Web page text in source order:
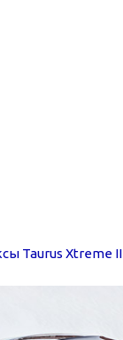
Taurus Xtreme II